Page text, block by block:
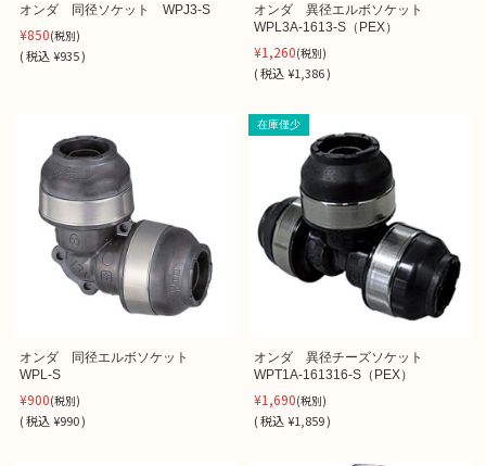
オンダ 同径ソケット WPJ3-S
¥850(税別)
(税込¥935 )
オンダ 異径エルボソケット
WPL3A-1613-S（PEX）
¥1,260(税別)
(税込 ¥1,386 )
オンダ 同径エルボソケット
WPL‐S
¥900(税別)
(税込¥990 )
在庫僅少
オンダ 異径チーズソケット
WPT1A-161316-S（PEX）
¥1,690(税別)
(税込 ¥1,859 )